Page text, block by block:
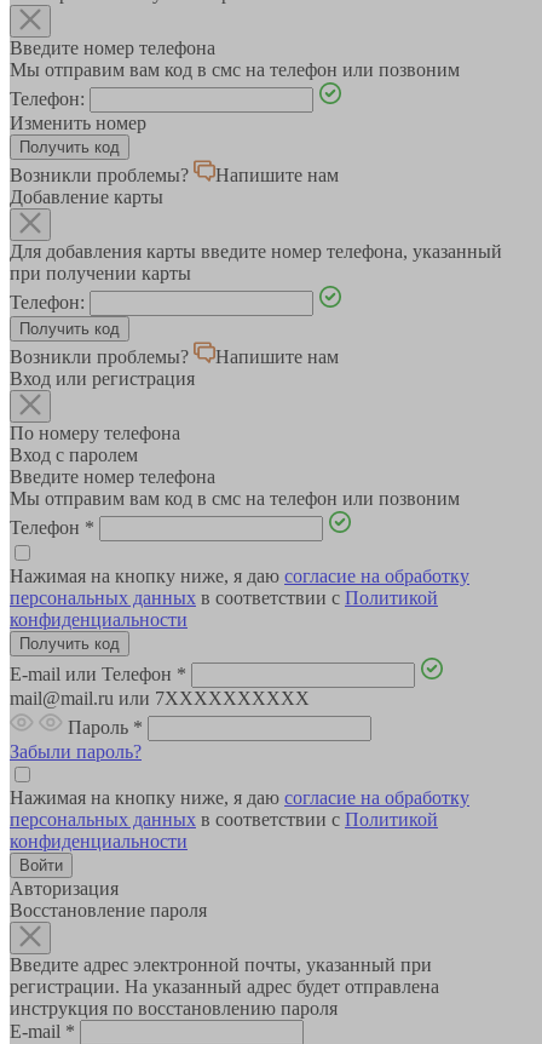
Введите номер телефона
Мы отправим вам код в смс на телефон или позвоним
Телефон:
Изменить номер
Возникли проблемы?
Напишите нам
Добавление карты
Для добавления карты введите номер телефона, указанный
при получении карты
Телефон:
Возникли проблемы?
Напишите нам
Вход или регистрация
По номеру телефона
Вход с паролем
Введите номер телефона
Мы отправим вам код в смс на телефон или позвоним
Телефон *
Нажимая на кнопку ниже, я даю согласие на обработку
персональных данных в соответствии с Политикой
конфиденциальности
E-mail или Телефон *
mail@mail.ru или 7XXXXXXXXXX
Пароль *
Забыли пароль?
Нажимая на кнопку ниже, я даю согласие на обработку
персональных данных в соответствии с Политикой
конфиденциальности
Авторизация
Восстановление пароля
Введите адрес электронной почты, указанный при
регистрации. На указанный адрес будет отправлена
инструкция по восстановлению пароля
E-mail *